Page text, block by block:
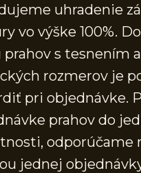
uhradenie
vo výške 100%.
prahov s tesnením
rozmerov je
pri objednávke.
prahov do
odporúčame
jednej